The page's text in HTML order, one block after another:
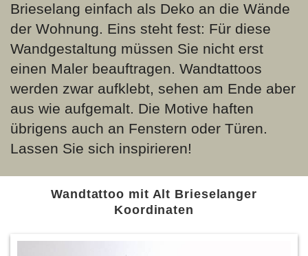
Brieselang einfach als Deko an die Wände
der Wohnung. Eins steht fest: Für diese
Wandgestaltung müssen Sie nicht erst
einen Maler beauftragen. Wandtattoos
werden zwar aufklebt, sehen am Ende aber
aus wie aufgemalt. Die Motive haften
übrigens auch an Fenstern oder Türen.
Lassen Sie sich inspirieren!
Wandtattoo mit Alt Brieselanger
Koordinaten